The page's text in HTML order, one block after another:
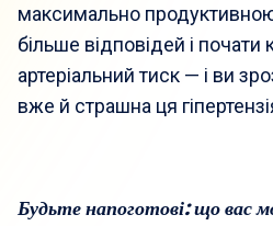
максимально
більше відповідей і
артеріальний тиск — і ви
вже й страшна ця
Будьте напоготові: що вас